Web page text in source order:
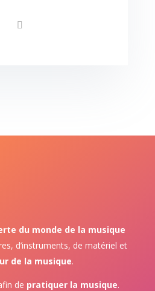
du monde de la musique
d’instruments, de matériel et
de la musique.
de pratiquer la musique.